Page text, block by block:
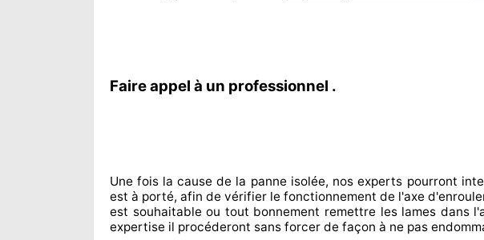
Faire appel à un professionnel .
Une fois la cause de la panne isolée, nos experts pourront
est à porté, afin de vérifier le fonctionnement de l'axe
est souhaitableou tout bonnement remettre les lames dans
expertise il procéderont sans forcer de façon à ne pas